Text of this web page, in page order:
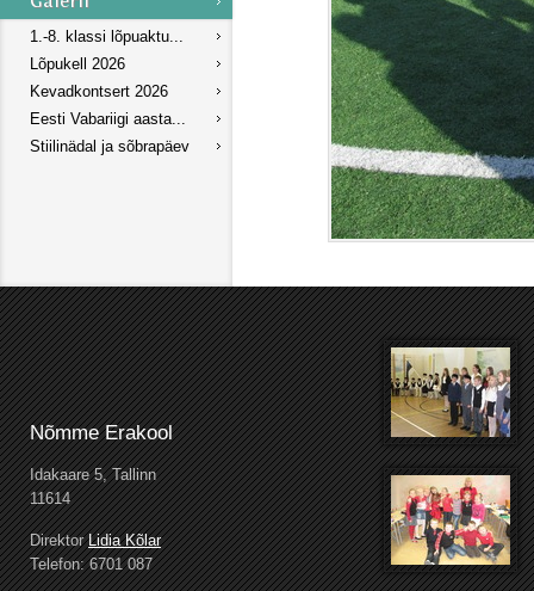
1.-8. klassi lõpuaktu...
Lõpukell 2026
Kevadkontsert 2026
Eesti Vabariigi aasta...
Stiilinädal ja sõbrapäev
Nõmme Erakool
Idakaare 5, Tallinn
11614
DirektorLidia Kõlar
Telefon: 6701 087